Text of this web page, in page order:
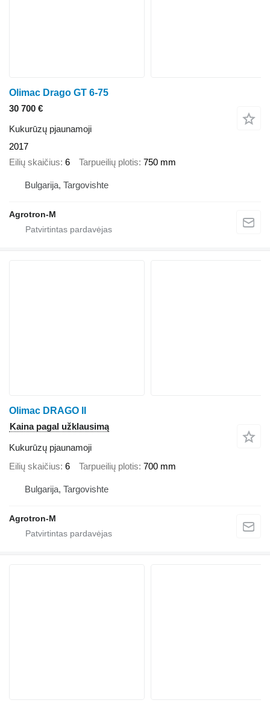
Olimac Drago GT 6-75
30 700 €
Kukurūzų pjaunamoji
2017
Eilių skaičius 6 Tarpueilių plotis 750 mm
Bulgarija, Targovishte
Agrotron-M
Olimac DRAGO II
Kaina pagal užklausimą
Kukurūzų pjaunamoji
Eilių skaičius 6 Tarpueilių plotis 700 mm
Bulgarija, Targovishte
Agrotron-M